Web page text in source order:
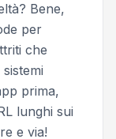
Bene,
per
che
prima,
lunghi sui
e via!